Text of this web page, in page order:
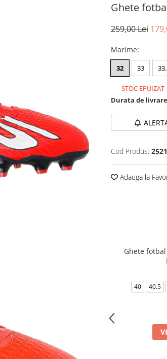
Ghete
259,00 Lei
Marime:
32 33
STOC EPUIZAT
Durata de
Cod Produs:
Adauga la
Ghete
40 40.5